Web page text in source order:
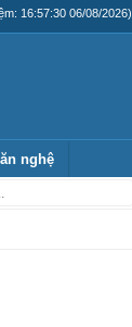
16:57:30 06/08/2026)
nghệ